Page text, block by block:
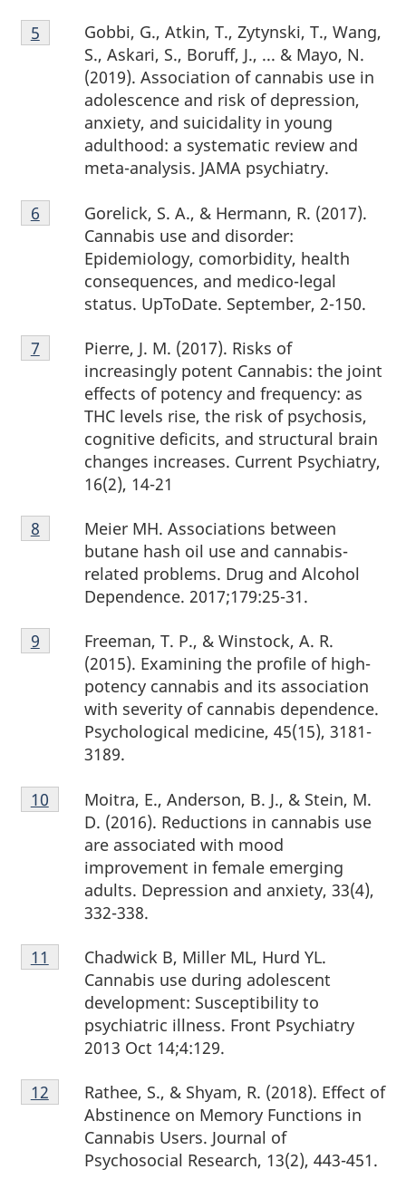
Note
de
Gobbi, G., Atkin, T., Zytynski, T., Wang,
S., Askari, S., Boruff, J., ... & Mayo, N.
(2019). Association of cannabis use in
adolescence and risk of depression,
anxiety, and suicidality in young
adulthood: a systematic review and
meta-analysis. JAMA psychiatry.
Retour à la référence de la note de bas de page
5
Note
de
Gorelick, S. A., & Hermann, R. (2017).
Cannabis use and disorder:
Epidemiology, comorbidity, health
consequences, and medico-legal
status. UpToDate. September, 2-150.
Retour à la référence de la note de bas de page
6
Note
de
Pierre, J. M. (2017). Risks of
increasingly potent Cannabis: the joint
effects of potency and frequency: as
THC levels rise, the risk of psychosis,
cognitive deficits, and structural brain
changes increases. Current Psychiatry,
16(2), 14-21
Retour à la référence de la note de bas de page
7
Note
de
8
Meier MH. Associations between
butane hash oil use and cannabis-
related problems. Drug and Alcohol
Dependence. 2017;179:25-31.
Retour à la référence de la note de bas de page
8
Note
de
Freeman, T. P., & Winstock, A. R.
(2015). Examining the profile of high-
potency cannabis and its association
with severity of cannabis dependence.
Psychological medicine, 45(15), 3181-
3189.
Retour à la référence de la note de bas de page
9
Note
de
Moitra, E., Anderson, B. J., & Stein, M.
D. (2016). Reductions in cannabis use
are associated with mood
improvement in female emerging
adults. Depression and anxiety, 33(4),
332-338.
Retour à la référence de la note de bas de page
10
Note
de
Chadwick B, Miller ML, Hurd YL.
Cannabis use during adolescent
development: Susceptibility to
psychiatric illness. Front Psychiatry
2013 Oct 14;4:129.
Retour à laréférence de la note de bas de page
11
Note
de
Rathee, S., & Shyam, R. (2018). Effect of
Abstinence on Memory Functions in
Cannabis Users. Journal of
Psychosocial Research, 13(2), 443-451.
Retour à la référence de la note de bas de page
12